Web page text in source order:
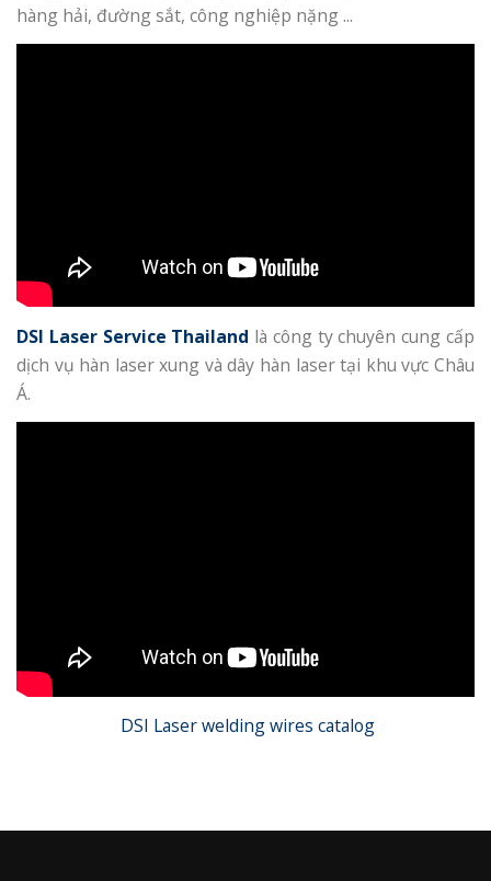
hàng hải, đường sắt, công nghiệp nặng ...
DSI Laser Service Thailand là công ty chuyên cung cấp
dịch vụ hàn laser xung và dây hàn laser tại khu vực Châu
Á.
DSI Laser welding wires catalog